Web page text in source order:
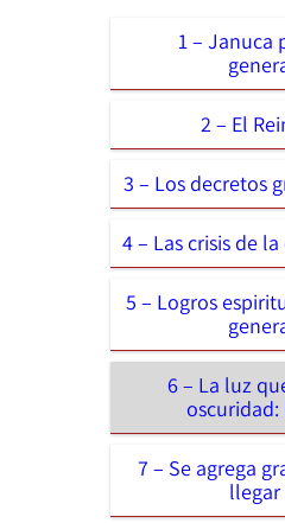
1 – Januca
2 – El
3 – Los decretos
4 – Las crisis de
5 – Logros
6 – La luz
oscuridad:
7 – Se agrega
llegar